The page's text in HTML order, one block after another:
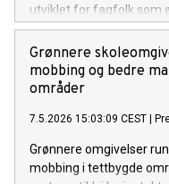
utviklet for fagfolk som
faglig påfyll og ta
Grønnere
mobbing og bedre
områder
7.5.2026 15:03:09 CEST
Grønnere omgivelser
mobbing i tettbygde